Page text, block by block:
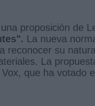
proposición de
La nueva
reconocer su
La
que ha votado